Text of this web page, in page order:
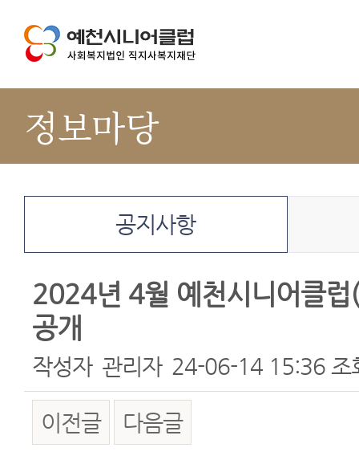
정보마당
공지사항
2024년 4월 예천시니어클럽
공개
작성자 관리자 24-06-14 15:36 조
이전글 다음글